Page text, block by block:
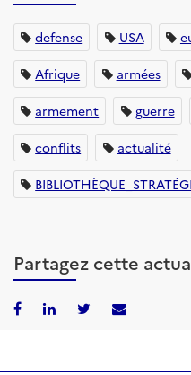
defense USA
Afrique armées
armement guerre
conflits actualité
Partagez cette